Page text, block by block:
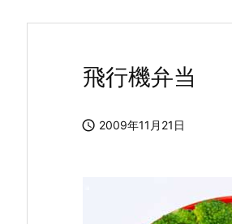
飛行機弁当
 2009年11月21日